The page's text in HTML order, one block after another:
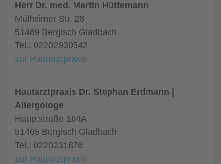
Herr Dr. med. Martin Hüttemann
Mülheimer Str. 28
51469 Bergisch Gladbach
Tel.: 02202939542
zur Hautarztpraxis
Hautarztpraxis Dr. Stephan Erdmann |
Allergologe
Hauptstraße 164A
51465 Bergisch Gladbach
Tel.: 0220231876
zur Hautarztpraxis